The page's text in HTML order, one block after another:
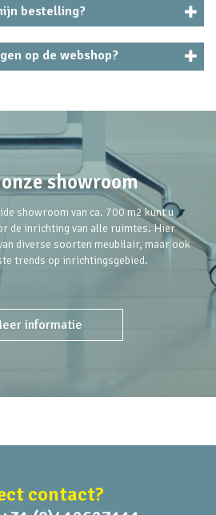
bestelling?
op de webshop?
showroom
showroom van ca. 700 m2 kunt u
de inrichting van alle ruimtes. Hier
diverse soorten meubilair, maar ook
trends op inrichtingsgebied.
informatie
contact?